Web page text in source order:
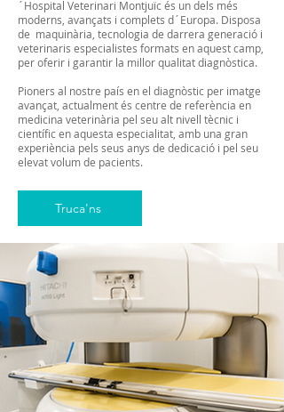
´Hospital Veterinari Montjuïc és un dels més
moderns, avançats i complets d´Europa. Disposa
de maquinària, tecnologia de darrera generació i
veterinaris especialistes formats en aquest camp,
per oferir i garantir la millor qualitat diagnòstica.
Pioners al nostre país en el diagnòstic per imatge
avançat, actualment és centre de referència en
medicina veterinària pel seu alt nivell tècnic i
científic en aquesta especialitat, amb una gran
experiència pels seus anys de dedicació i pel seu
elevat volum de pacients.
Truca'ns